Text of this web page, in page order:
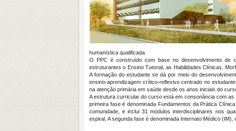
humanística qualificada.
O PPC é construído com base no desenvolvimento de
estruturantes o Ensino Tutorial, as Habilidades Clínicas,
A formação do estudante se dá por meio do
ensino-aprendizagem crítico-reflexivo centrado no
na atenção primária em saúde desde os anos iniciais do
A estrutura curricular do curso está em consonância com
primeira fase é denominada Fundamentos da Prática
comunidade, e inclui 31 módulos interdisciplinares nos
espiral. A segunda fase é denominada Internato Médico